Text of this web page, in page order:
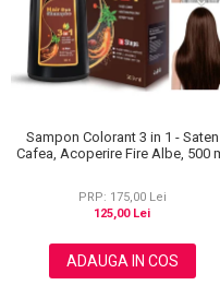
Sampon Colorant 3 in 1 - Saten
Cafea, Acoperire Fire Albe, 500
PRP: 175,00 Lei
125,00 Lei
ADAUGA IN COS